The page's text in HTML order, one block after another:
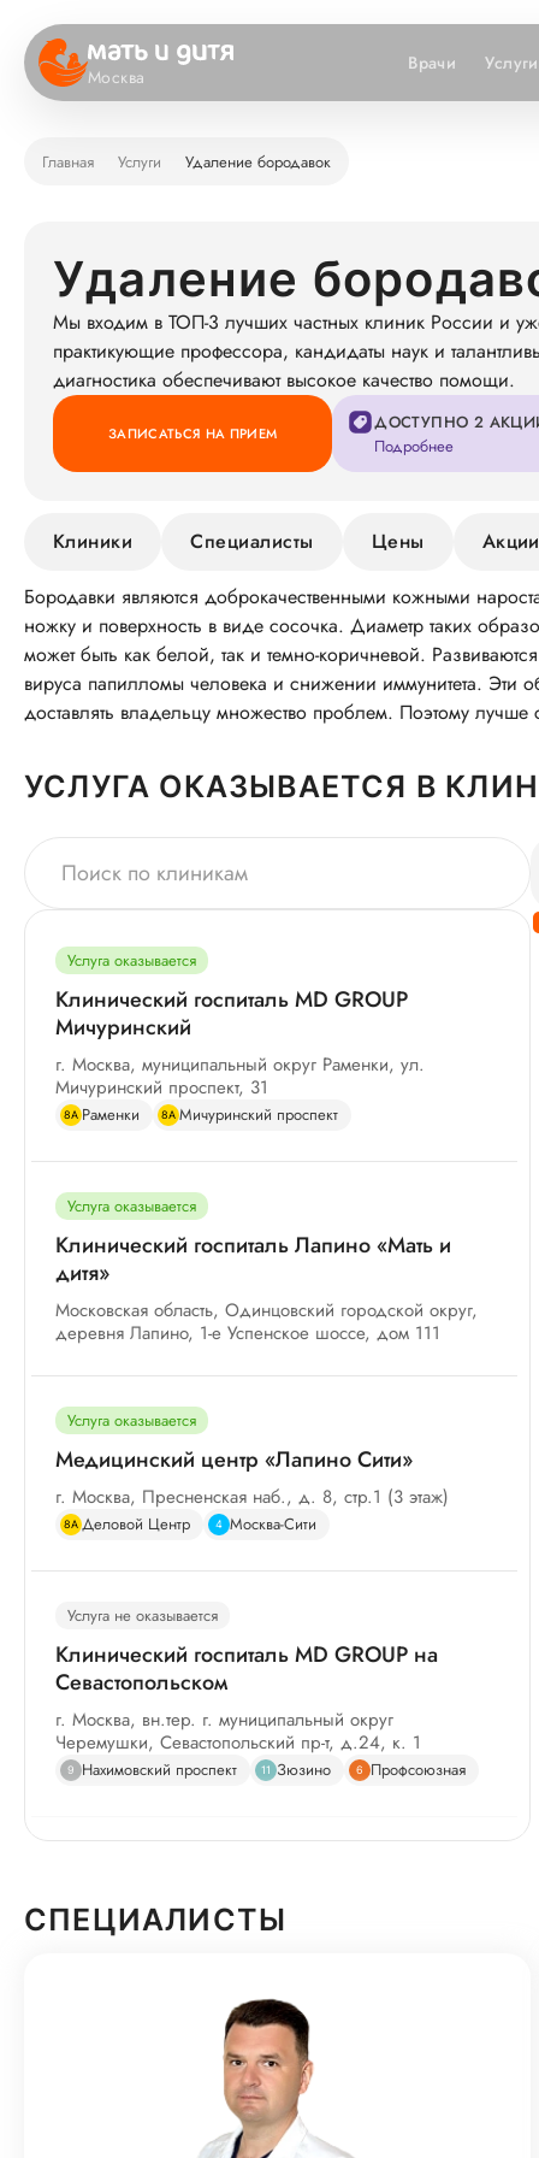
Москва
Врачи Услуги
Главная Услуги Удаление бородавок
Удаление
Мы входим в ТОП-3 лучших частных клиник России и
практикующие профессора, кандидаты наук и
диагностика обеспечивают высокое качество помощи.
ЗАПИСАТЬСЯ НА ПРИЕМ
ДОСТУПНО 2
Подробнее
Клиники Специалисты Цены
Акции
Бородавки являются доброкачественными кожными
ножку и поверхность в виде сосочка. Диаметр таких
может быть как белой, так и темно-коричневой.
вируса папилломы человека и снижении иммунитета. Эти
доставлять владельцу множество проблем. Поэтому лучше
УСЛУГА ОКАЗЫВАЕТСЯ В
Услуга оказывается
Клинический госпиталь MD GROUP
Мичуринский
г. Москва, муниципальный округ Раменки, ул.
Мичуринский проспект, 31
8А Раменки 8А Мичуринский проспект
Услуга оказывается
Клинический госпиталь Лапино «Мать и
дитя»
Московская область, Одинцовский городской округ,
деревня Лапино, 1-е Успенское шоссе, дом 111
Услуга оказывается
Медицинский центр «Лапино Сити»
г. Москва, Пресненская наб., д. 8, стр.1 (3 этаж)
8А Деловой Центр 4 Москва-Сити
Услуга не оказывается
Клинический госпиталь MD GROUP на
Севастопольском
г. Москва, вн.тер. г. муниципальный округ
Черемушки, Севастопольский пр-т, д.24, к. 1
9 Нахимовский проспект 11 Зюзино 6 Профсоюзная
Онкоцентр «Лапино»
Московская область, Одинцовский городской округ,
Клинический госпиталь «Лапино-4»
Московская область, Одинцовский городской округ,
Лапино, 1-е Успенское шоссе, д. 111/1 стр. 6
СПЕЦИАЛИСТЫ